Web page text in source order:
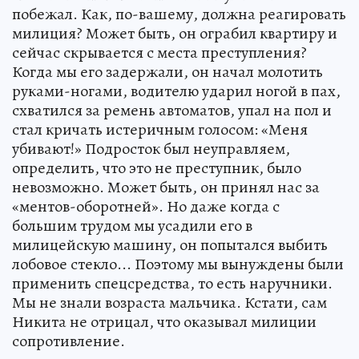
побежал. Как, по-вашему, должна реагировать
милиция? Может быть, он ограбил квартиру и
сейчас скрывается с места преступления?
Когда мы его задержали, он начал молотить
руками-ногами, водителю ударил ногой в пах,
схватился за ремень автоматов, упал на пол и
стал кричать истеричным голосом: «Меня
убивают!» Подросток был неуправляем,
определить, что это не преступник, было
невозможно. Может быть, он принял нас за
«ментов-оборотней». Но даже когда с
большим трудом мы усадили его в
милицейскую машину, он попытался выбить
лобовое стекло... Поэтому мы вынуждены были
применить спецсредства, то есть наручники.
Мы не знали возраста мальчика. Кстати, сам
Никита не отрицал, что оказывал милиции
сопротивление.